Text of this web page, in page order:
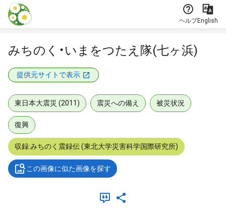
本文に飛ぶ
ヘルプEnglish
みちのく・いまをつたえ隊(七ヶ浜)
提供元サイトで表示
東日本大震災 (2011) 震災への備え 被災状況
復興
収録:みちのく震録伝 (東北大学災害科学国際研究所)
この画像に似た画像を探す